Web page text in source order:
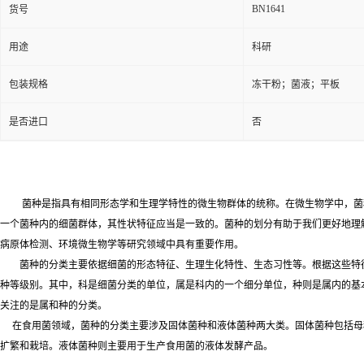
货号 BN1641
用途 科研
包装规格 冻干粉；菌液；平板
是否进口 否
菌种是指具有相同形态学和生理学特性的微生物群体的统称。在微生物学中，菌
一个菌种内的细菌群体，其性状特征应当是一致的。菌种的划分有助于我们更好地
病原体检测、环境微生物学等研究领域中具有重要作用。
菌种的分类主要依据细菌的形态特征、生理生化特性、生态习性等。根据这些特
种等级别。其中，科是细菌分类的单位，属是科内的一个细分单位，种则是属内的
关注的是属和种的分类。
在食用菌领域，菌种的分类主要涉及固体菌种和液体菌种两大类。固体菌种包括
扩繁和栽培。液体菌种则主要用于生产食用菌的液体发酵产品。